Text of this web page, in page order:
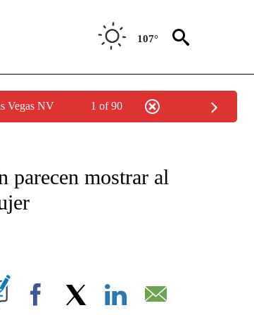
107°
Vegas NV 1 of 90
NEW PAGES ON "CNN - SPANISH".
parecen mostrar al
ON "".
Facebook